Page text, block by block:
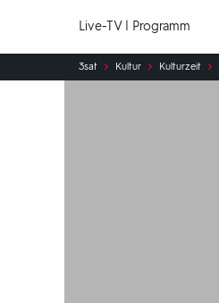
Live-TV | Programm
Sie
sind
3sat Kultur Kulturzeit